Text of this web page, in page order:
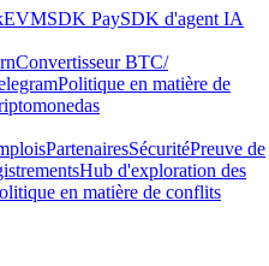
SDK PaySDK d'agent IA
Convertisseur BTC/
Politique en matière de
PartenairesSécuritéPreuve de
Hub d'exploration des
en matière de conflits